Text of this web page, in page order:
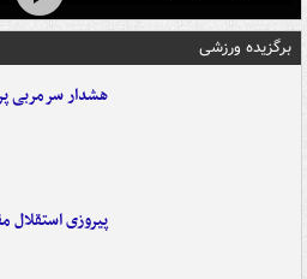
برگزیده ورزشی
هشدار سرمربی
پیروزی استقلال